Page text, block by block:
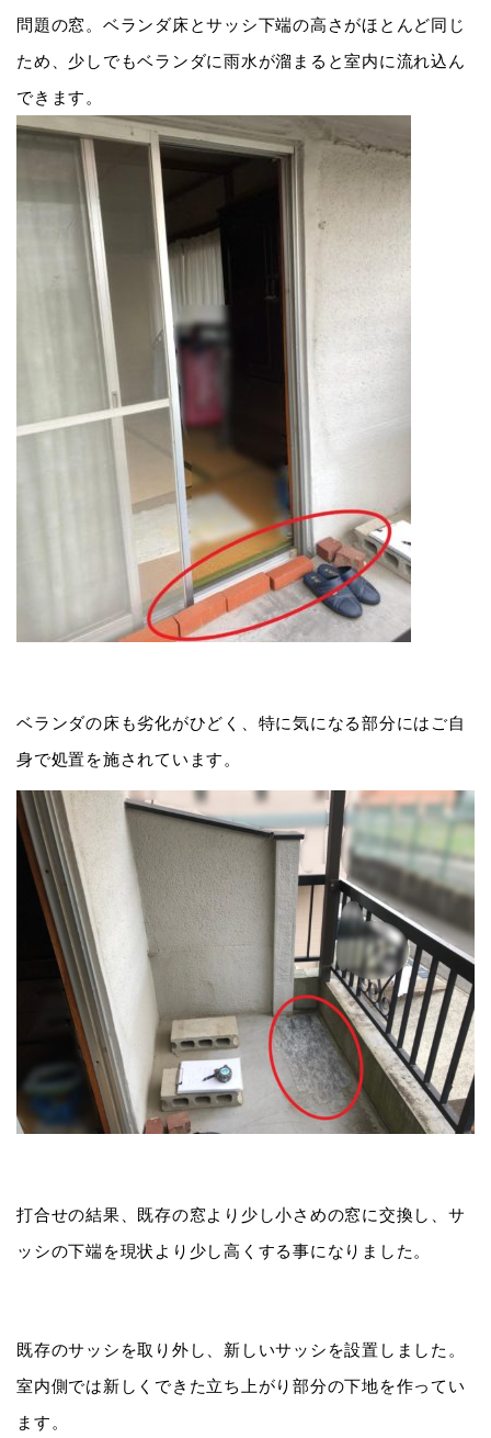
問題の窓。ベランダ床とサッシ下端の高さがほとんど同じ
ため、少しでもベランダに雨水が溜まると室内に流れ込ん
できます。
ベランダの床も劣化がひどく、特に気になる部分にはご自
身で処置を施されています。
打合せの結果、既存の窓より少し小さめの窓に交換し、サ
ッシの下端を現状より少し高くする事になりました。
既存のサッシを取り外し、新しいサッシを設置しました。
室内側では新しくできた立ち上がり部分の下地を作ってい
ます。